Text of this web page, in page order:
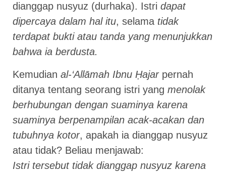
dianggap nusyuz (durhaka). Istri dapat
dipercaya dalam hal itu, selama tidak
terdapat bukti atau tanda yang menunjukkan
bahwa ia berdusta.
Kemudian al-‘Allāmah Ibnu Ḥajarpernah
ditanya tentang seorang istri yang menolak
berhubungan dengan suaminya karena
suaminya berpenampilan acak-acakan dan
tubuhnya kotor, apakah ia dianggap nusyuz
atau tidak? Beliau menjawab:
Istri tersebut tidak dianggap nusyuz karena